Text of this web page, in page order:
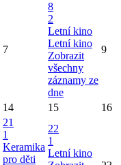
7
8
2
Letní kino
Letní kino
Zobrazit
všechny
záznamy ze
dne
9
14 15
16
21
1
Keramika
pro děti
22
1
Letní kino